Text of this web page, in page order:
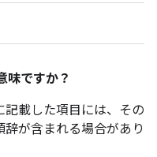
味ですか？
記載した項目には、その
が含まれる場合があり